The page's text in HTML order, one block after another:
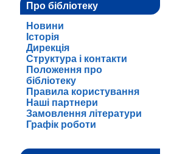
Про бібліотеку
Новини
Історія
Дирекція
Структура і контакти
Положення про
бібліотеку
Правила користування
Наші партнери
Замовлення літератури
Графік роботи